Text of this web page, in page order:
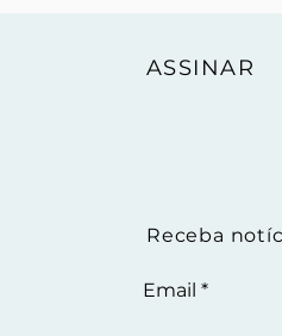
ASSINAR
Receba
Email